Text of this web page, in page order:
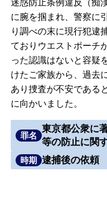
無料相談の口
刑事事件につい
刑事事件デー
迷惑防止条例違反（痴
に腕を掴まれ、警察に
り調べの末に現行犯逮
ておりウエストポーチ
った認識はないと容疑
けたご家族から、過去
あり捜査が不安である
に向かいました。
罪名
東京都公衆に
等の防止に関
時期 逮捕後の依頼